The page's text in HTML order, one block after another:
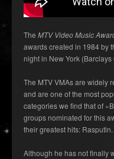
The MTV Video Music
awards created in 1984 by
night in New York
The MTV VMAs are widely
and are one of the most
categories we find that of
groups nominated for this
their greatest hits: Rasputin.
Although he has not finally